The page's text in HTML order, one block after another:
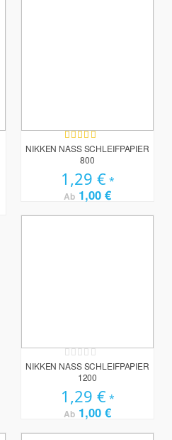
Bewertung:
100%
NIKKEN NASS SCHLEIFPAPIER
800
1,29 €
Ab 1,00 €
Rating:
0%
NIKKEN NASS SCHLEIFPAPIER
1200
1,29 €
Ab 1,00 €